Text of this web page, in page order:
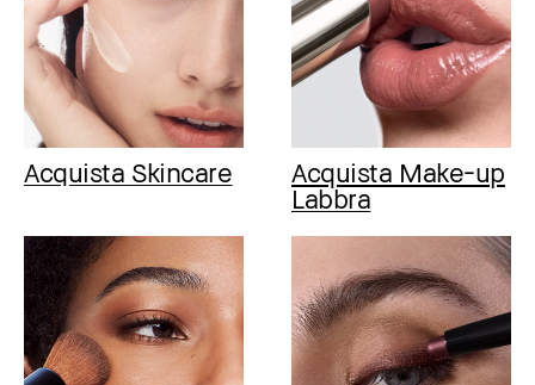
Acquista Skincare
Acquista Make-up
Labbra